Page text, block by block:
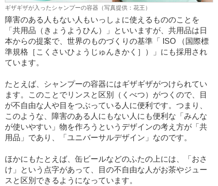
ギザギザが入ったシャンプーの容器（写真提供：花王）
障害のある人もない人もいっしょに使えるもののことを
「共用品（きょうようひん）」といいますが、共用品は日
本からの提案で、世界のものづくりの基準「 ISO （国際標
準規格［こくさいひょうじゅんきかく］）」にも採用され
ています。
たとえば、シャンプーの容器にはギザギザがつけられてい
ます。このことでリンスと区別（くべつ）がつくので、目
が不自由な人や目をつぶっている人に便利です。つまり、
このような、障害のある人にもない人にも便利な「みんな
が使いやすい」物を作ろうというデザインの考え方が「共
用品」であり、「ユニバーサルデザイン」なのです。
ほかにもたとえば、缶ビールなどのふたの上には、「おさ
け」という点字があって、目の不自由な人がお茶やジュー
スと区別できるようになっています。